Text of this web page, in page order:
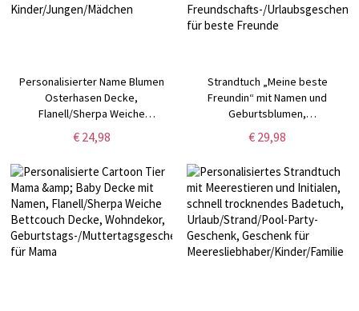
Personalisierter Name Blumen
Osterhasen Decke,
Flanell/Sherpa Weiche
Bett-/Couchdecke, Hasen
Babydecke, Wohndekor,
Kinder/Jungen/Mädchen
€ 24,98
Strandtuch „Meine beste
Freundin“ mit Namen und
Geburtsblumen,
schnelltrocknendes Mikrofaser-
Badetuch, Geschenk für
Freundschafts-/Urlaubsgeschenk
für beste Freunde
€ 29,98